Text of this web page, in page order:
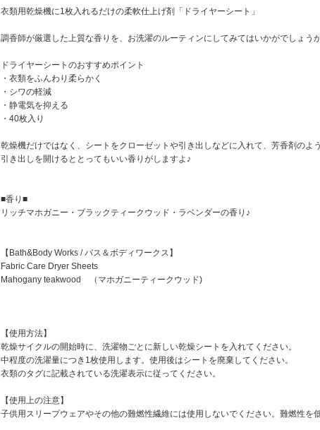
衣類用乾燥機に1枚入れるだけの柔軟仕上げ剤「ドライヤーシート」
調香師が厳選した上質な香りを、お洗濯のルーティンにしてみてはいかがでしょう
ドライヤーシートのおすすめポイント
・衣類をふんわり柔らかく
・シワの軽減
・静電気を抑える
・40枚入り
乾燥機だけではなく、シートをクローゼットや引き出しなどに入れて、芳香剤の
引き出しを開けるととってもいい香りがしますよ♪
■香り■
リッチマホガニー・ブラックティークウッド・ラベンダーの香り♪
【Bath&Body Works / バス＆ボディワークス】
Fabric Care Dryer Sheets
Mahogany teakwood （マホガニーティークウッド)
【使用方法】
乾燥サイクルの開始時に、洗濯物ごとに新しい乾燥シートを入れてください。
中程度の洗濯量につき1枚使用します。使用後はシートを廃棄してください。
衣類のタグに記載されている洗濯表示に従ってください。
【使用上の注意】
子供用スリープウェアやその他の難燃性繊維には使用しないでください。難燃性を